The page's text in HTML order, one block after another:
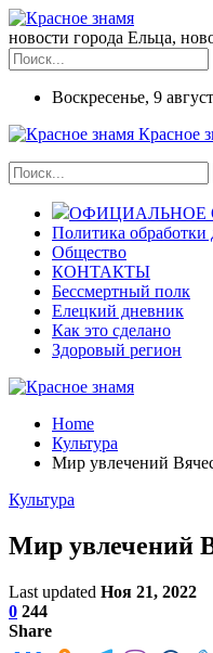
новости города Ельца,
Воскресенье, 9
Красное
ОФИЦИАЛЬНОЕ
Политика обработки
Общество
КОНТАКТЫ
Бессмертный полк
Елецкий дневник
Как это сделано
Здоровый регион
Home
Культура
Мир увлечений
Культура
Мир увлечений
Last updated Ноя 21, 2022
0 244
Share